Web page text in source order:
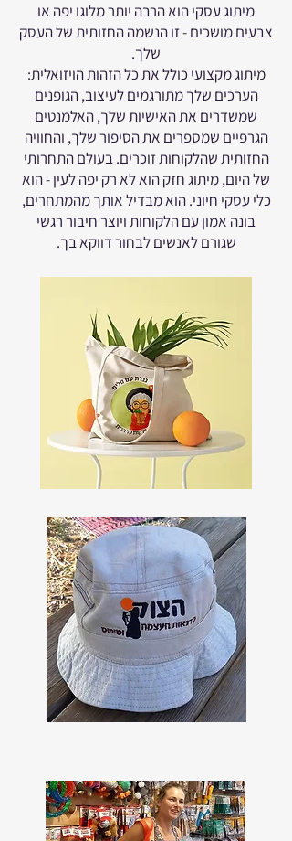
מיתוג עסקי הוא הרבה יותר מלוגו יפה או
צבעים מושכים - זו הנשמה החזותית של העסק
שלך.
מיתוג מקצועי כולל את כל הזהות הויזואלית:
הערכים שלך מתורגמים לעיצוב, הגופנים
שמשדרים את האישיות שלך, האלמנטים
הגרפיים שמספרים את הסיפור שלך, והחוויה
החזותית שהלקוחות זוכרים. בעולם התחרותי
של היום, מיתוג חזק הוא לא רק יפה לעין - הוא
כלי עסקי חיוני. הוא מבדיל אותך מהמתחרים,
בונה אמון עם הלקוחות ויוצר חיבור רגשי
שגורם לאנשים לבחור דווקא בך.